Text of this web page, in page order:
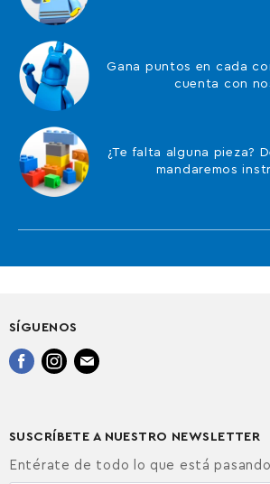
Gana puntos en cada
cuenta con
¿Te falta alguna pieza?
mandaremos
SÍGUENOS
Encuéntrenos
Encuéntrenos
Encuéntrenos
SUSCRÍBETE A NUESTRO NEWSLETTER
Entérate de todo lo que está pasando